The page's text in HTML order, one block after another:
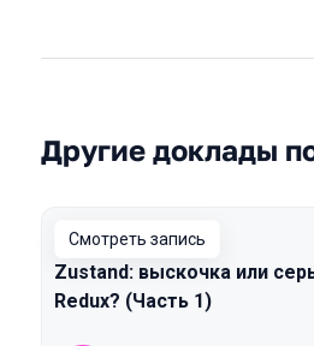
Другие доклады
Смотреть запись
Zustand: выскочка или
Redux? (Часть 1)